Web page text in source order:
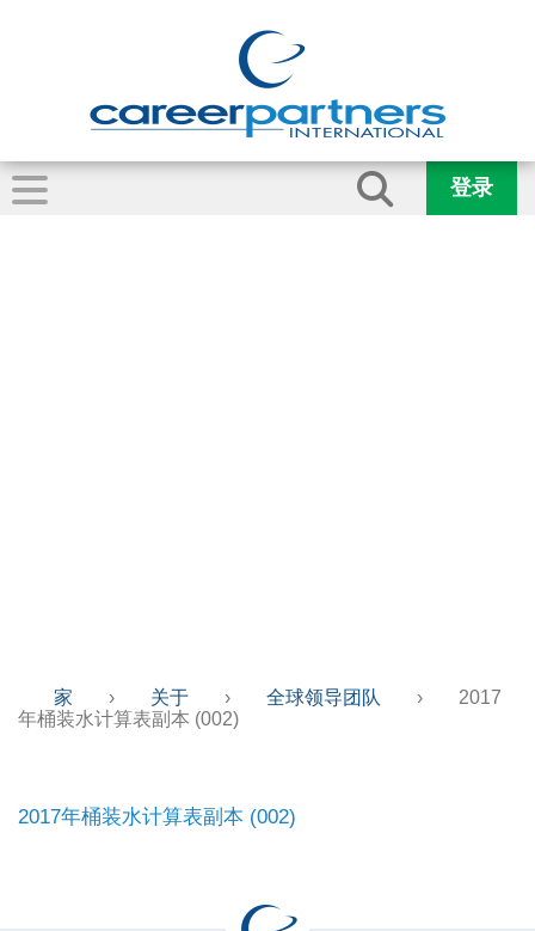
登录
家 › 关于 › 全球领导团队 ›
2017
年桶装水计算表副本 (002)
2017年桶装水计算表副本 (002)